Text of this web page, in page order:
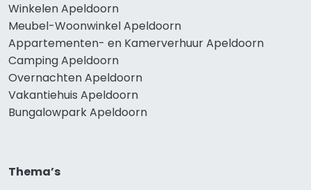
Winkelen Apeldoorn
Meubel-Woonwinkel Apeldoorn
Appartementen- en Kamerverhuur Apeldoorn
Camping Apeldoorn
Overnachten Apeldoorn
Vakantiehuis Apeldoorn
Bungalowpark Apeldoorn
Thema’s